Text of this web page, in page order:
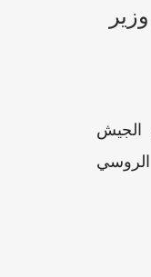
الجيش